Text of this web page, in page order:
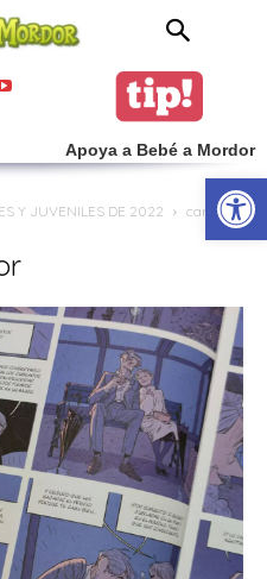
Apoya a Bebé a Mordor
Y JUVENILES DE 2022
carta